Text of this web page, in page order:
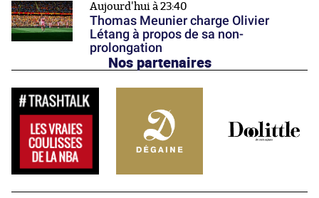
Aujourd'hui à 23:40
Thomas Meunier charge Olivier
Létang à propos de sa non-
prolongation
Nos partenaires